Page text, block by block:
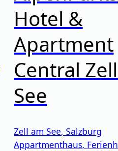
Hotel &
Apartment
Central
See
Zell am See, Salzburg
Appartmenthaus,